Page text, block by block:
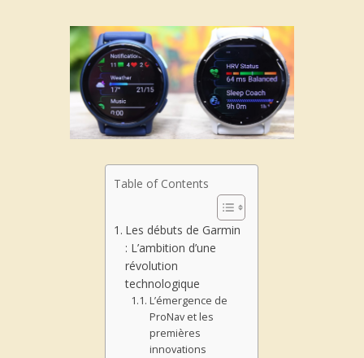
Table of Contents
Les débuts de Garmin
: L’ambition d’une
révolution
technologique
L’émergence de
ProNav et les
premières
innovations